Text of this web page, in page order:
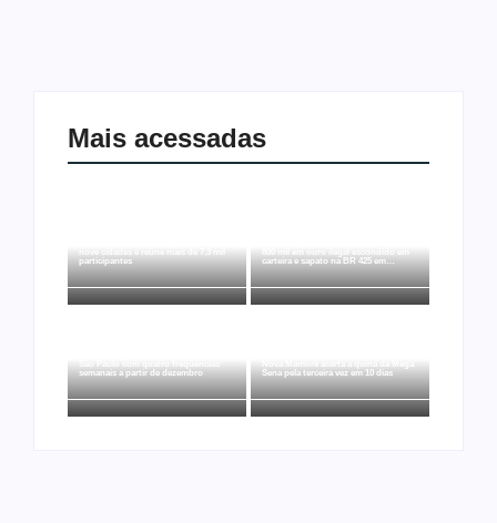
Mais acessadas
participantes
carteira e sapato na BR 425 em…
São Paulo com quatro frequências
semanais a partir de dezembro
Sena pela terceira vez em 10 dias